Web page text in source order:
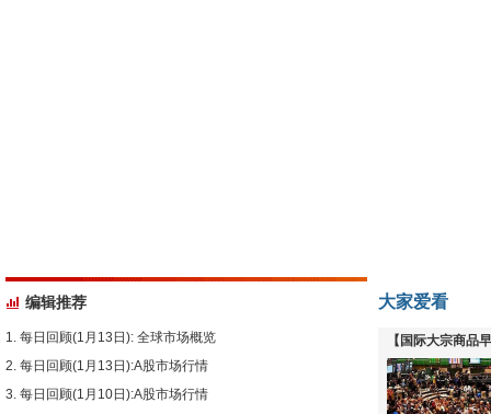
编辑推荐
每日回顾(1月13日): 全球市场概览
每日回顾(1月13日):A股市场行情
每日回顾(1月10日):A股市场行情
大家爱看
【国际大宗商品
下跌